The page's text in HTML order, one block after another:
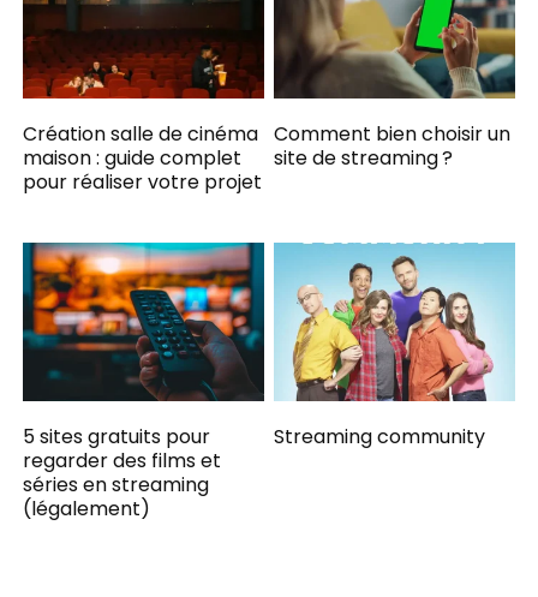
Création salle de cinéma
maison : guide complet
pour réaliser votre projet
Comment bien choisir un
site de streaming ?
5 sites gratuits pour
regarder des films et
séries en streaming
(légalement)
Streaming community